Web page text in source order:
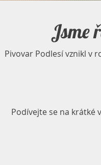
Jsme
Pivovar Podlesí vznikl v
Podívejte se na krátké